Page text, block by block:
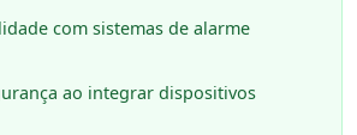
com sistemas de alarme
ao integrar dispositivos